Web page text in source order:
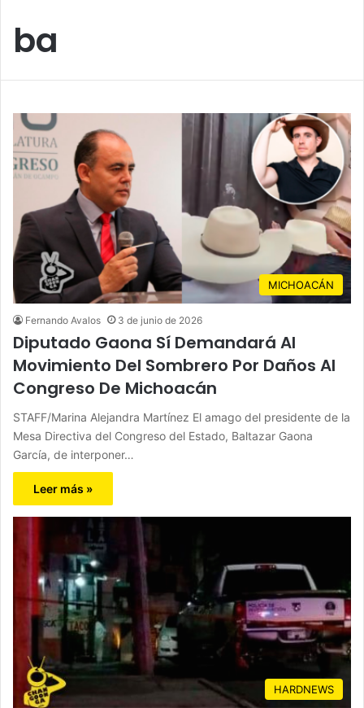
ba
MICHOACÁN
Fernando Avalos 3 de junio de 2026
Diputado Gaona Sí Demandará Al
Movimiento Del Sombrero Por Daños Al
Congreso De Michoacán
STAFF/Marina Alejandra Martínez El amago del presidente de la
Mesa Directiva del Congreso del Estado, Baltazar Gaona
García, de interponer…
Leer más »
HARDNEWS